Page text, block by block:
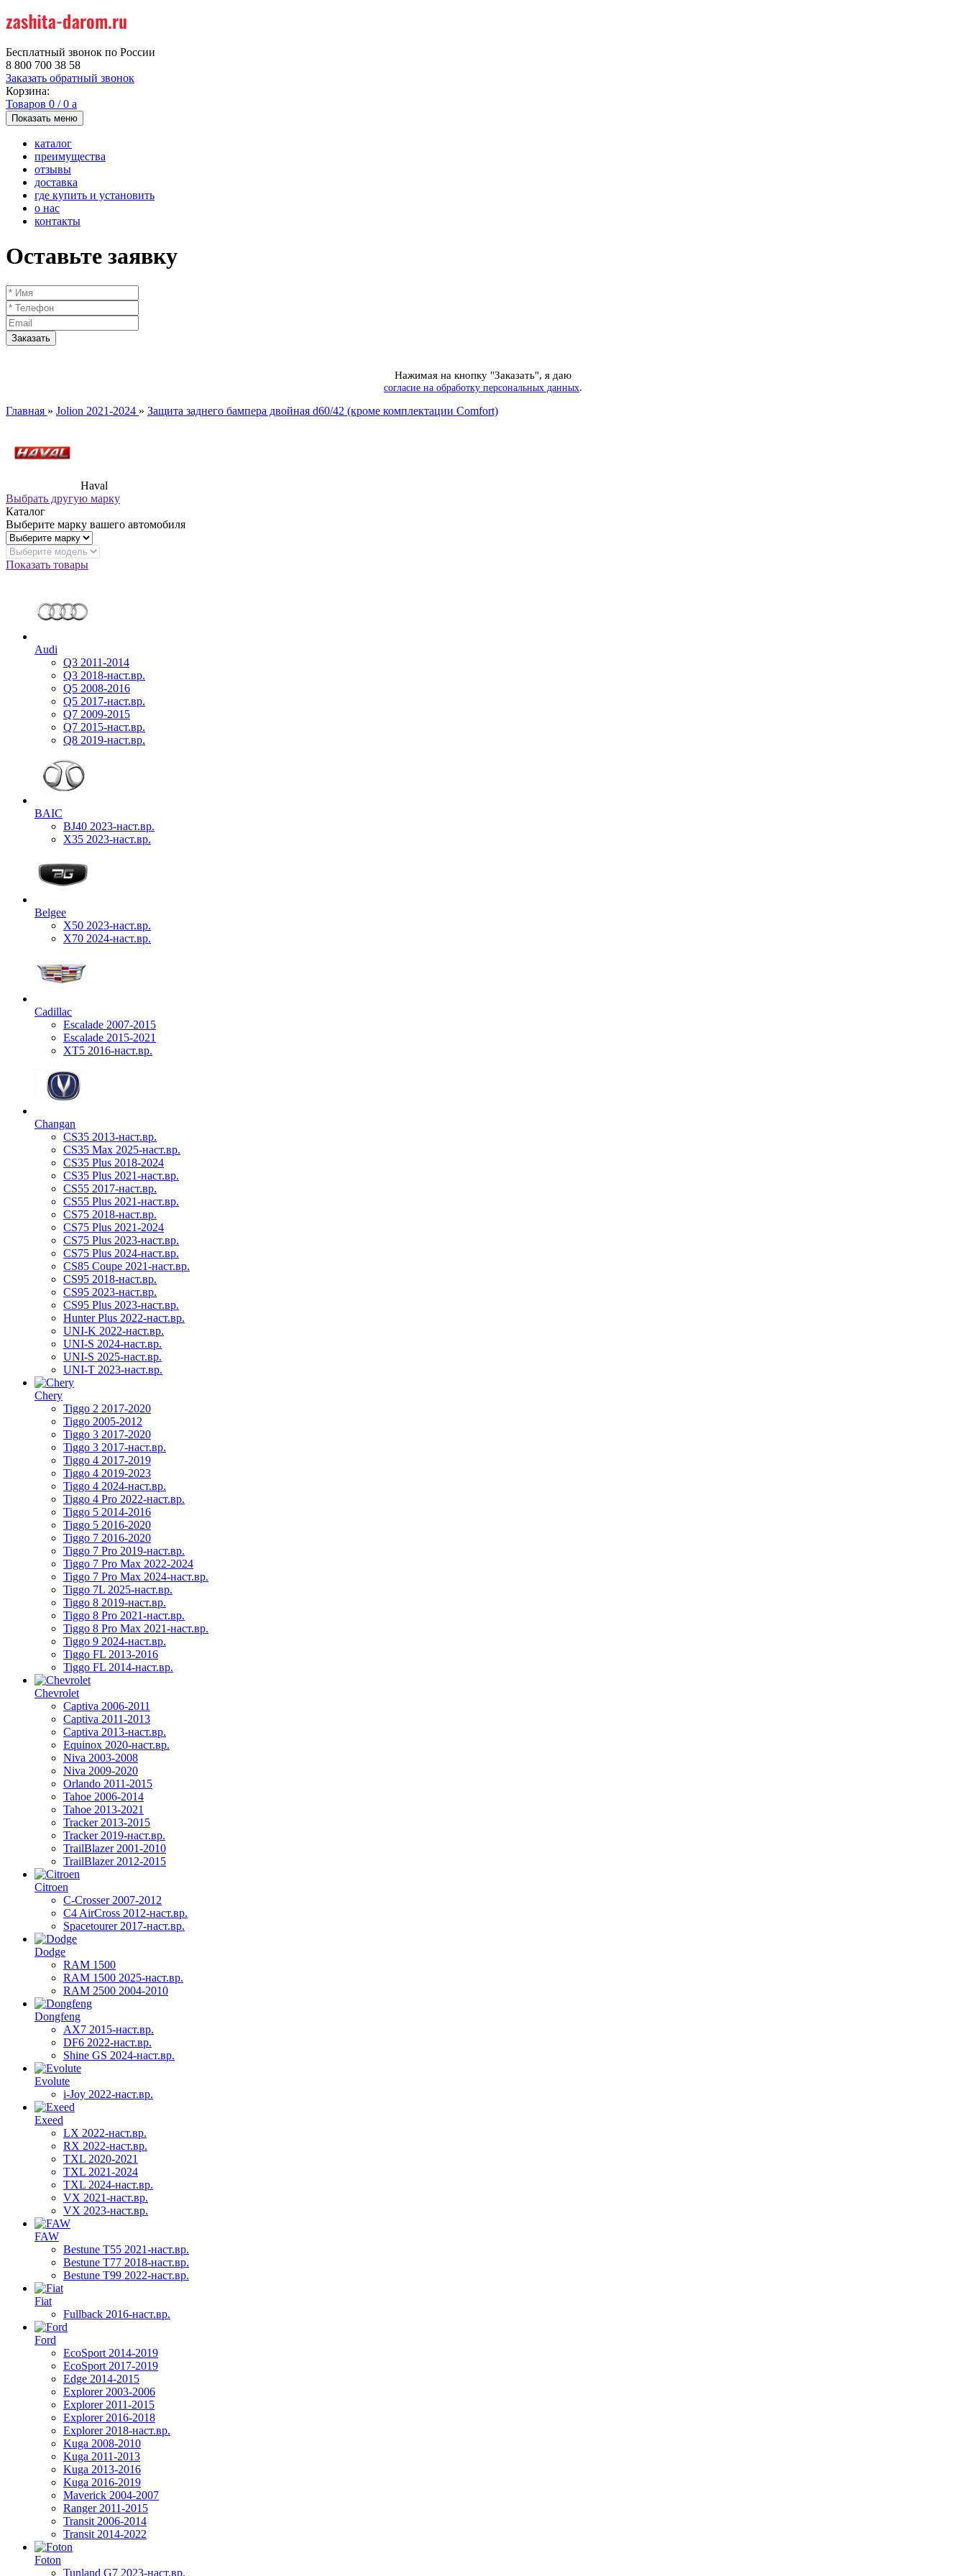
Бесплатный звонок по России
8 800 700 38 58
Заказать обратный звонок
Корзина:
Товаров 0 /0 a
Показать меню
каталог
преимущества
отзывы
доставка
где купить и установить
о нас
контакты
Оставьте заявку
Нажимая на кнопку "Заказать", я даю
согласие на обработку персональных данных.
Главная » Jolion 2021-2024 » Защита заднего бампера двойная d60/42 (кроме комплектации Comfort)
Haval
Выбрать другую марку
Каталог
Выберите марку вашего автомобиля
Показать товары
Audi
Q3 2011-2014
Q3 2018-наст.вр.
Q5 2008-2016
Q5 2017-наст.вр.
Q7 2009-2015
Q7 2015-наст.вр.
Q8 2019-наст.вр.
BAIC
BJ40 2023-наст.вр.
X35 2023-наст.вр.
Belgee
X50 2023-наст.вр.
X70 2024-наст.вр.
Cadillac
Escalade 2007-2015
Escalade 2015-2021
XT5 2016-наст.вр.
Changan
CS35 2013-наст.вр.
CS35 Max 2025-наст.вр.
CS35 Plus 2018-2024
CS35 Plus 2021-наст.вр.
CS55 2017-наст.вр.
CS55 Plus 2021-наст.вр.
CS75 2018-наст.вр.
CS75 Plus 2021-2024
CS75 Plus 2023-наст.вр.
CS75 Plus 2024-наст.вр.
CS85 Coupe 2021-наст.вр.
CS95 2018-наст.вр.
CS95 2023-наст.вр.
CS95 Plus 2023-наст.вр.
Hunter Plus 2022-наст.вр.
UNI-K 2022-наст.вр.
UNI-S 2024-наст.вр.
UNI-S 2025-наст.вр.
UNI-T 2023-наст.вр.
Chery
Tiggo 2 2017-2020
Tiggo 2005-2012
Tiggo 3 2017-2020
Tiggo 3 2017-наст.вр.
Tiggo 4 2017-2019
Tiggo 4 2019-2023
Tiggo 4 2024-наст.вр.
Tiggo 4 Pro 2022-наст.вр.
Tiggo 5 2014-2016
Tiggo 5 2016-2020
Tiggo 7 2016-2020
Tiggo 7 Pro 2019-наст.вр.
Tiggo 7 Pro Max 2022-2024
Tiggo 7 Pro Max 2024-наст.вр.
Tiggo 7L 2025-наст.вр.
Tiggo 8 2019-наст.вр.
Tiggo 8 Pro 2021-наст.вр.
Tiggo 8 Pro Max 2021-наст.вр.
Tiggo 9 2024-наст.вр.
Tiggo FL 2013-2016
Tiggo FL 2014-наст.вр.
Chevrolet
Captiva 2006-2011
Captiva 2011-2013
Captiva 2013-наст.вр.
Equinox 2020-наст.вр.
Niva 2003-2008
Niva 2009-2020
Orlando 2011-2015
Tahoe 2006-2014
Tahoe 2013-2021
Tracker 2013-2015
Tracker 2019-наст.вр.
TrailBlazer 2001-2010
TrailBlazer 2012-2015
Citroen
C-Crosser 2007-2012
C4 AirCross 2012-наст.вр.
Spacetourer 2017-наст.вр.
Dodge
RAM 1500
RAM 1500 2025-наст.вр.
RAM 2500 2004-2010
Dongfeng
AX7 2015-наст.вр.
DF6 2022-наст.вр.
Shine GS 2024-наст.вр.
Evolute
i-Joy 2022-наст.вр.
Exeed
LX 2022-наст.вр.
RX 2022-наст.вр.
TXL 2020-2021
TXL 2021-2024
TXL 2024-наст.вр.
VX 2021-наст.вр.
VX 2023-наст.вр.
FAW
Bestune T55 2021-наст.вр.
Bestune T77 2018-наст.вр.
Bestune T99 2022-наст.вр.
Fiat
Fullback 2016-наст.вр.
Ford
EcoSport 2014-2019
EcoSport 2017-2019
Edge 2014-2015
Explorer 2003-2006
Explorer 2011-2015
Explorer 2016-2018
Explorer 2018-наст.вр.
Kuga 2008-2010
Kuga 2011-2013
Kuga 2013-2016
Kuga 2016-2019
Maverick 2004-2007
Ranger 2011-2015
Transit 2006-2014
Transit 2014-2022
Foton
Tunland G7 2023-наст.вр.